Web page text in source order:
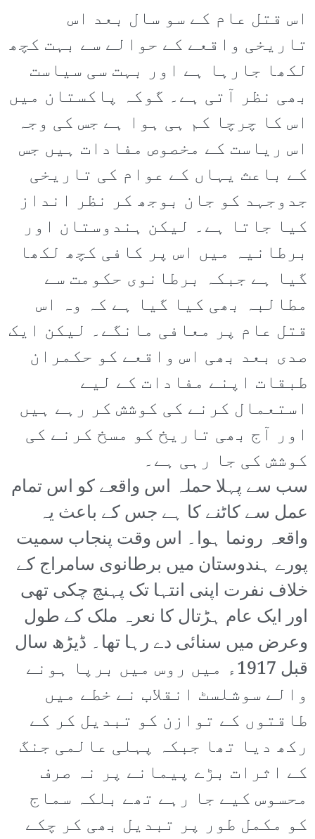
اس قتل عام کے سو سال بعد اس
تاریخی واقعے کے حوالے سے بہت کچھ
لکھا جارہا ہے اور بہت سی سیاست
بھی نظر آتی ہے۔ گوکہ پاکستان میں
اس کا چرچا کم ہی ہوا ہے جس کی وجہ
اس ریاست کے مخصوص مفادات ہیں جس
کے باعث یہاں کے عوام کی تاریخی
جدوجہد کو جان بوجھ کر نظر انداز
کیا جاتا ہے۔ لیکن ہندوستان اور
برطانیہ میں اس پر کافی کچھ لکھا
گیا ہے جبکہ برطانوی حکومت سے
مطالبہ بھی کیا گیا ہے کہ وہ اس
قتل عام پر معافی مانگے۔ لیکن ایک
صدی بعد بھی اس واقعے کو حکمران
طبقات اپنے مفادات کے لیے
استعمال کرنے کی کوشش کر رہے ہیں
اور آج بھی تاریخ کو مسخ کرنے کی
کوشش کی جا رہی ہے۔
سب سے پہلا حملہ اس واقعے کو اس تمام
عمل سے کاٹنے کا ہے جس کے باعث یہ
واقعہ رونما ہوا۔ اس وقت پنجاب سمیت
پورے ہندوستان میں برطانوی سامراج کے
خلاف نفرت اپنی انتہا تک پہنچ چکی تھی
اور ایک عام ہڑتال کا نعرہ ملک کے طول
وعرض میں سنائی دے رہا تھا۔ ڈیڑھ سال
قبل 1917ء میں روس میں برپا ہونے
والے سوشلسٹ انقلاب نے خطے میں
طاقتوں کے توازن کو تبدیل کر کے
رکھ دیا تھا جبکہ پہلی عالمی جنگ
کے اثرات بڑے پیمانے پر نہ صرف
محسوس کیے جا رہے تھے بلکہ سماج
کو مکمل طور پر تبدیل بھی کر چکے